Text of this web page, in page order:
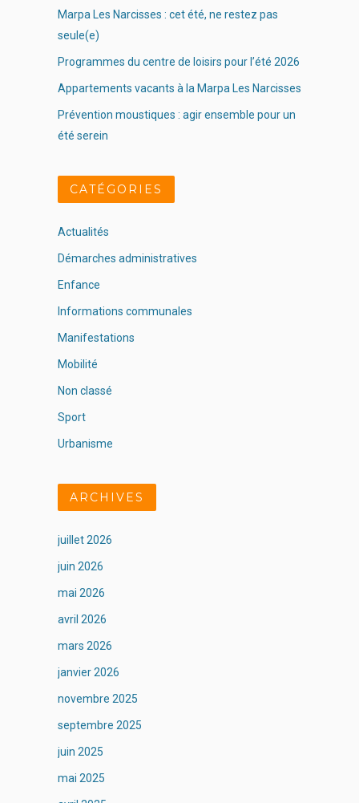
Marpa Les Narcisses : cet été, ne restez pas
seule(e)
Programmes du centre de loisirs pour l’été 2026
Appartements vacants à la Marpa Les Narcisses
Prévention moustiques : agir ensemble pour un
été serein
CATÉGORIES
Actualités
Démarches administratives
Enfance
Informations communales
Manifestations
Mobilité
Non classé
Sport
Urbanisme
ARCHIVES
juillet 2026
juin 2026
mai 2026
avril 2026
mars 2026
janvier 2026
novembre 2025
septembre 2025
juin 2025
mai 2025